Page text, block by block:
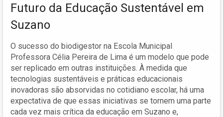
Futuro da Educação Sustentável em
Suzano
O sucesso do biodigestor na Escola Municipal
Professora Célia Pereira de Lima é um modelo que pode
ser replicado em outras instituições. À medida que
tecnologias sustentáveis e práticas educacionais
inovadoras são absorvidas no cotidiano escolar, há uma
expectativa de que essas iniciativas se tornem uma parte
cada vez mais crítica da educação em Suzano e,